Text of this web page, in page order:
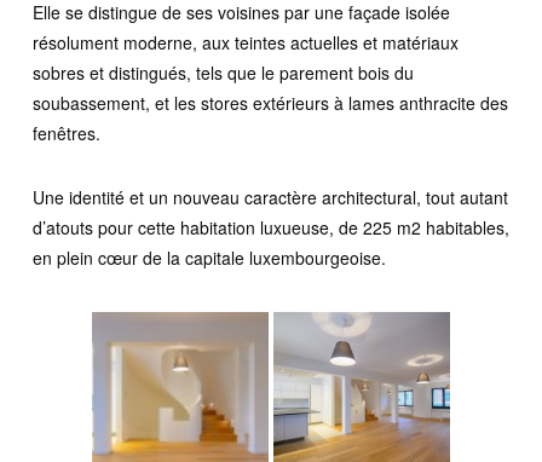
Elle se distingue de ses voisines par une façade isolée
résolument moderne, aux teintes actuelles et matériaux
sobres et distingués, tels que le parement bois du
soubassement, et les stores extérieurs à lames anthracite des
fenêtres.
Une identité et un nouveau caractère architectural, tout autant
d’atouts pour cette habitation luxueuse, de 225 m2 habitables,
en plein cœur de la capitale luxembourgeoise.